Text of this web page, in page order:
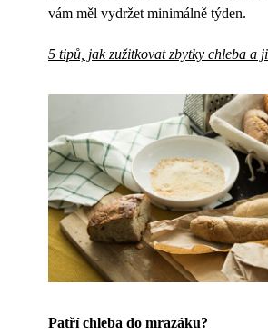
vám měl vydržet minimálně týden.
5 tipů, jak zužitkovat zbytky chleba a
Patří chleba do mrazáku?